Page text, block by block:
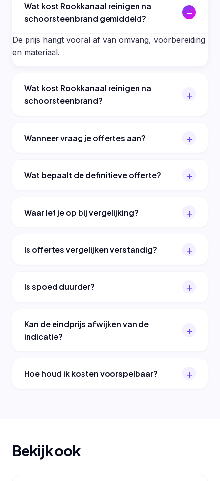
Wat kost Rookkanaal reinigen na
schoorsteenbrand gemiddeld?
De prijs hangt vooral af van omvang, voorbereiding
en materiaal.
Wat kost Rookkanaal reinigen na
schoorsteenbrand?
Wanneer vraag je offertes aan?
Wat bepaalt de definitieve offerte?
Waar let je op bij vergelijking?
Is offertes vergelijken verstandig?
Is spoed duurder?
Kan de eindprijs afwijken van de
indicatie?
Hoe houd ik kosten voorspelbaar?
Bekijk ook